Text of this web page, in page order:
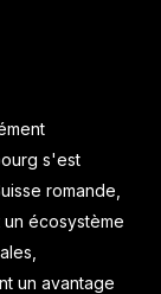
s'est
romande,
écosystème
un avantage